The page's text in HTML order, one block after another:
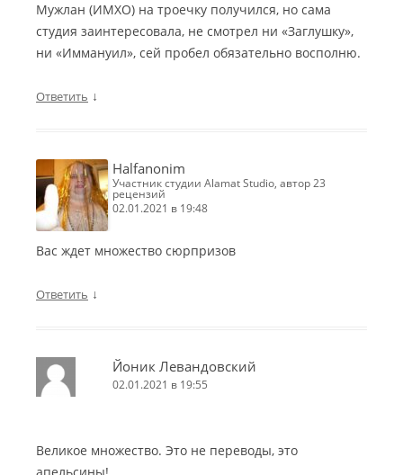
Мужлан (ИМХО) на троечку получился, но сама
студия заинтересовала, не смотрел ни «Заглушку»,
ни «Иммануил», сей пробел обязательно восполню.
Ответить ↓
Halfanonim
участник студии Alamat Studio, автор 23
рецензий
02.01.2021 в 19:48
Вас ждет множество сюрпризов
Ответить ↓
Йоник Левандовский
02.01.2021 в 19:55
Великое множество. Это не переводы, это